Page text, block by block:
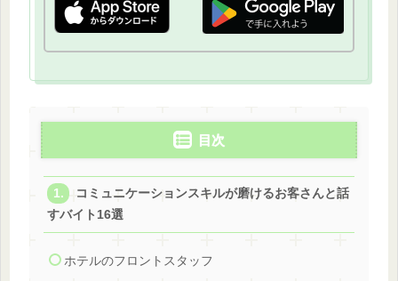
目次
コミュニケーションスキルが磨けるお客さんと話
すバイト16選
ホテルのフロントスタッフ